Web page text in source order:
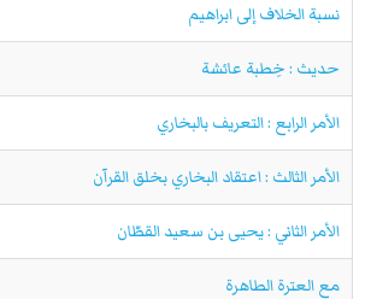
نسبة الخلاف إلى ابراهيم
حديث : خِطبة عائشة
الأمر الرابع : التعريف بالبخاري
الأمر الثالث : اعتقاد البخاري بخلق القرآن
الأمر الثاني : يحيى بن سعيد القطّان
مع العترة الطاهرة